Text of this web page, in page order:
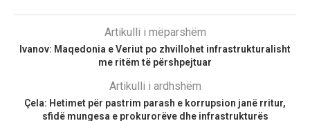
Artikulli i mëparshëm
Ivanov: Maqedonia e Veriut po zhvillohet infrastrukturalisht
me ritëm të përshpejtuar
Artikulli i ardhshëm
Çela: Hetimet për pastrim parash e korrupsion janë rritur,
sfidë mungesa e prokurorëve dhe infrastrukturës